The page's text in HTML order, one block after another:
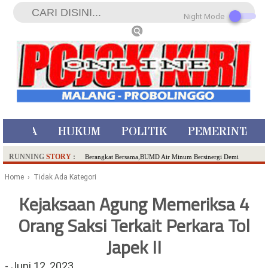
HUKUM POLITIK
RUNNING STORY : Berangkat Bersama,BUMD Air Minum Bersinergi Demi
Ditangkap di Kediri,Satu Buron
SDN Sumberejo 02 Kota Batu Kembangkan Program Inovasi
Literasi Melalui LASKAR JODA, Usung Filosofi Gelar Sehelai
Home › Tidak Ada Kategori
Kejaksaan Agung Memeriksa 4
Orang Saksi Terkait Perkara Tol
Japek II
Night Mode